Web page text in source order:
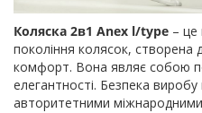
Коляска 2в1 Anex l/type – це
покоління колясок, створена
комфорт. Вона являє собою
елегантності. Безпека
авторитетними міжнародними